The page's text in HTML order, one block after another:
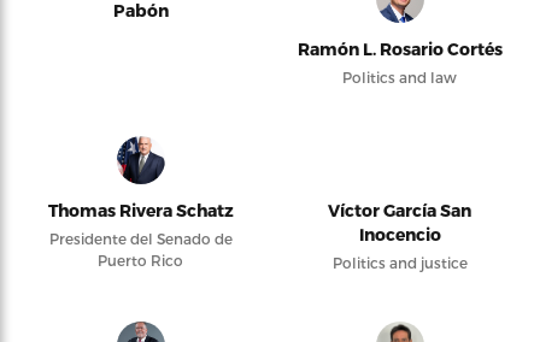
Pabón
Ramón L. Rosario Cortés
Politics and law
Thomas Rivera Schatz
Presidente del Senado de
Puerto Rico
Víctor García San
Inocencio
Politics and justice